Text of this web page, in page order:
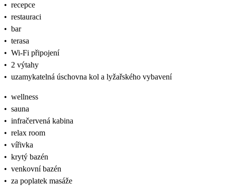
• recepce
• restauraci
• bar
• terasa
• Wi-Fi připojení
• 2 výtahy
• uzamykatelná úschovna kol a lyžařského vybavení
• wellness
• sauna
• infračervená kabina
• relax room
• vířivka
• krytý bazén
• venkovní bazén
• za poplatek masáže